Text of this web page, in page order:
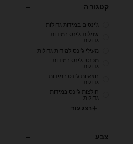
קטגוריה
ג'ינסים במידות גדולות
שמלות ג'ינס במידות
גדולות
מעילי ג'ינס למידות גדולות
מכנסי ג'ינס במידות
גדולות
חצאיות ג'ינס במידות
גדולות
חולצות ג'ינס במידות
גדולות
הצג עור
צבע